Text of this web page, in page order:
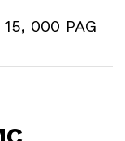
000 PAG